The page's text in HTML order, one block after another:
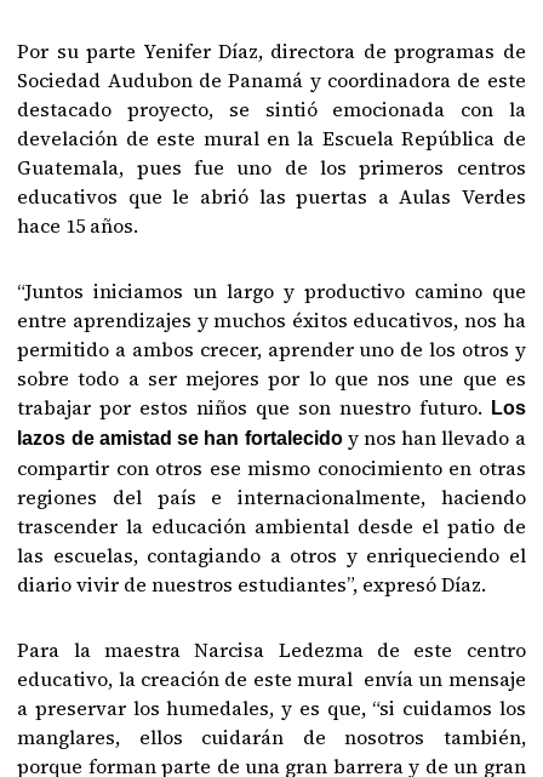
Por su parte Yenifer Díaz, directora de programas de
Sociedad Audubon de Panamá y coordinadora de este
destacado proyecto, se sintió emocionada con la
develación de este mural en la Escuela República de
Guatemala, pues fue uno de los primeros centros
educativos que le abrió las puertas a Aulas Verdes
hace 15 años.
“Juntos iniciamos un largo y productivo camino que
entre aprendizajes y muchos éxitos educativos, nos ha
permitido a ambos crecer, aprender uno de los otros y
sobre todo a ser mejores por lo que nos une que es
trabajar por estos niños que son nuestro futuro.
Los
lazos de amistad se han fortalecido y nos han llevado a
compartir con otros ese mismo conocimiento en otras
regiones del país e internacionalmente, haciendo
trascender la educación ambiental desde el patio de
las escuelas, contagiando a otros y enriqueciendo el
diario vivir de nuestros estudiantes”, expresó Díaz.
Para la maestra Narcisa Ledezma de este centro
educativo, la creación de este mural envía un mensaje
a preservar los humedales, y es que, “si cuidamos los
manglares, ellos cuidarán de nosotros también,
porque forman parte de una gran barrera y de un gran